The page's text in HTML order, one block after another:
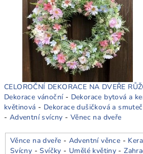
CELOROČNÍ DEKORACE NA DVEŘE
Dekorace vánoční- Dekorace bytová a
květinová - Dekorace dušičková a
- Adventní svícny -Věnec na dveře
Věnce na dveře - Adventní věnce -
Svícny -Svíčky - Umělé květiny -